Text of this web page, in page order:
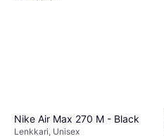
Nike Air Max 270 M - Black
Lenkkari, Unisex